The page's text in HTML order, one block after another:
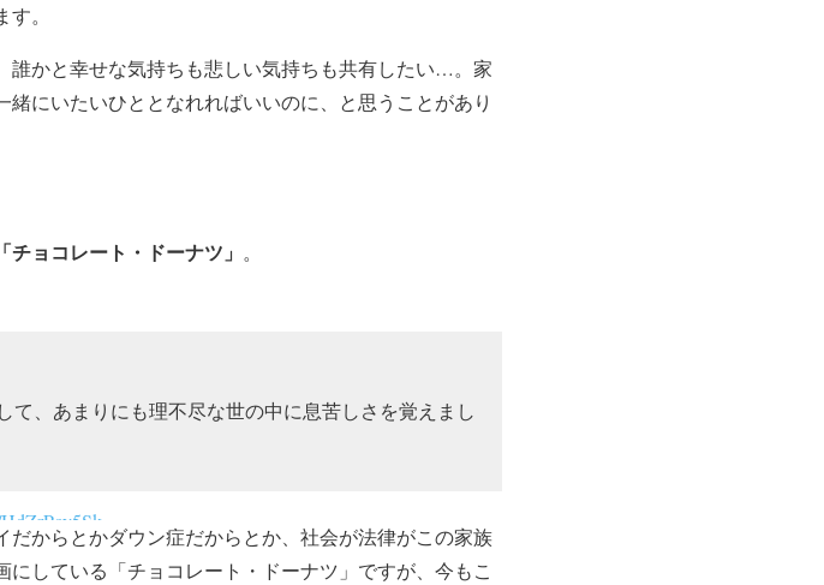
。
誰かと幸せな気持ちも悲しい気持ちも共有したい…。家
にいたいひととなれればいいのに、と思うことがあり
「チョコレート・ドーナツ」 。
、あまりにも理不尽な世の中に息苦しさを覚えまし
からとかダウン症だからとか、社会が法律がこの家族
している「チョコレート・ドーナツ」ですが、今もこ